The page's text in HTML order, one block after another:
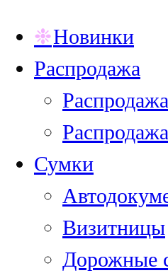
Новинки
Распродажа
Сумки
Визитницы
Дорожные